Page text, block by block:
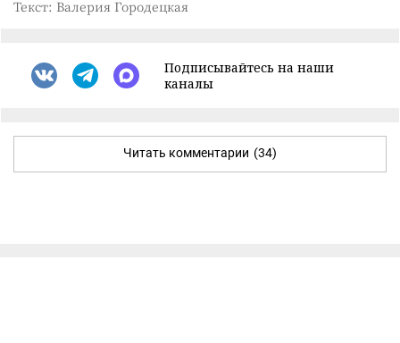
Текст: Валерия Городецкая
Подписывайтесь на наши
каналы
Читать комментарии (34)